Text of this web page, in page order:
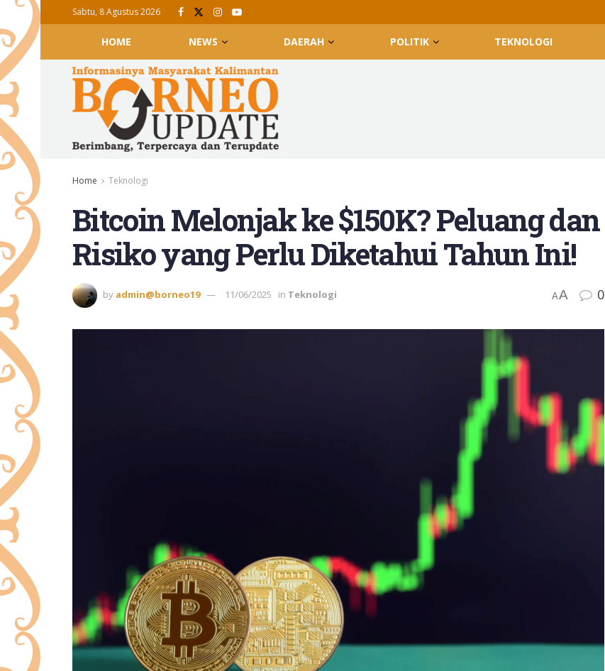
Sabtu, 8 Agustus 2026
HOME NEWS DAERAH POLITIK TEKNOLOGI
Home Teknologi
Bitcoin Melonjak ke $150K? Peluang dan
Risiko yang Perlu Diketahui Tahun Ini!
by admin@borneo19 11/06/2025 in Teknologi AA 0